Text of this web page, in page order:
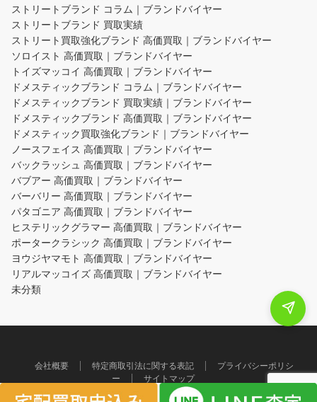
ストリートブランド コラム｜ブランドバイヤー
ストリートブランド 買取実績
ストリート買取強化ブランド 高価買取｜ブランドバイヤー
ソロイスト 高価買取｜ブランドバイヤー
トイズマッコイ 高価買取｜ブランドバイヤー
ドメスティックブランド コラム｜ブランドバイヤー
ドメスティックブランド 買取実績｜ブランドバイヤー
ドメスティックブランド 高価買取｜ブランドバイヤー
ドメスティック買取強化ブランド｜ブランドバイヤー
ノースフェイス 高価買取｜ブランドバイヤー
バックラッシュ 高価買取｜ブランドバイヤー
バブアー 高価買取｜ブランドバイヤー
バーバリー 高価買取｜ブランドバイヤー
パタゴニア 高価買取｜ブランドバイヤー
ヒステリックグラマー 高価買取｜ブランドバイヤー
ポータークラシック 高価買取｜ブランドバイヤー
ヨウジヤマモト 高価買取｜ブランドバイヤー
リアルマッコイズ 高価買取｜ブランドバイヤー
未分類
会社概要 特定商取引法に関する表記
プライバシーポリシ
ー
サイトマップ